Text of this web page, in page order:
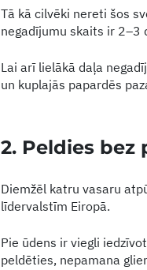
Tā kā cilvēki nereti šos
negadījumu skaits ir 2–3
Lai arī lielākā daļa
un kuplajās papardēs
2. Peldies bez
Diemžēl katru vasaru
līdervalstīm Eiropā.
Pie ūdens ir viegli
peldēties, nepamana